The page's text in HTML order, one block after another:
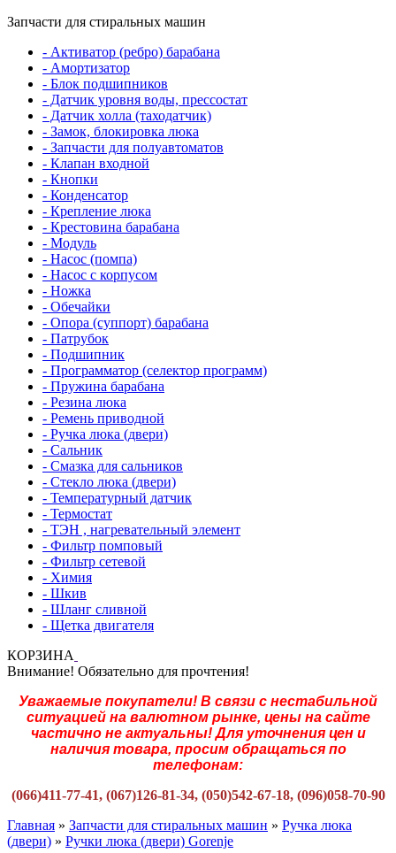
Запчасти для стиральных машин
- Активатор (ребро) барабана
- Амортизатор
- Блок подшипников
- Датчик уровня воды, прессостат
- Датчик холла (таходатчик)
- Замок, блокировка люка
- Запчасти для полуавтоматов
- Клапан входной
- Кнопки
- Конденсатор
- Крепление люка
- Крестовина барабана
- Модуль
- Насос (помпа)
- Насос c корпусом
- Ножка
- Обечайки
- Опора (суппорт) барабана
- Патрубок
- Подшипник
- Программатор (селектор программ)
- Пружина барабана
- Резина люка
- Ремень приводной
- Ручка люка (двери)
- Сальник
- Смазка для сальников
- Стекло люка (двери)
- Температурный датчик
- Термостат
- ТЭН , нагревательный элемент
- Фильтр помповый
- Фильтр сетевой
- Химия
- Шкив
- Шланг сливной
- Щетка двигателя
КОРЗИНА
Внимание! Обязательно для прочтения!
Уважаемые покупатели! В связи с нестабильной
ситуацией на валютном рынке, цены на сайте
частично не актуальны! Для уточнения цен и
наличия товара, просим обращаться по
телефонам:
(066)411-77-41, (067)126-81-34, (050)542-67-18, (096)058-70-90
Главная » Запчасти для стиральных машин » Ручка люка
(двери) » Ручки люка (двери) Gorenje